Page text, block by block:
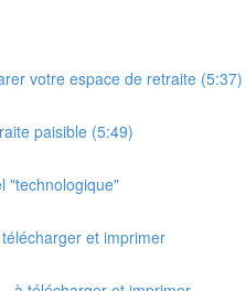
votre espace de retraite (5:37)
paisible (5:49)
"technologique"
et imprimer